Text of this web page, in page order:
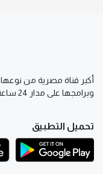
أكبر قناة مصرية من نوعها
وبرامجها على مدار 24 ساعة
تحميل التطبيق